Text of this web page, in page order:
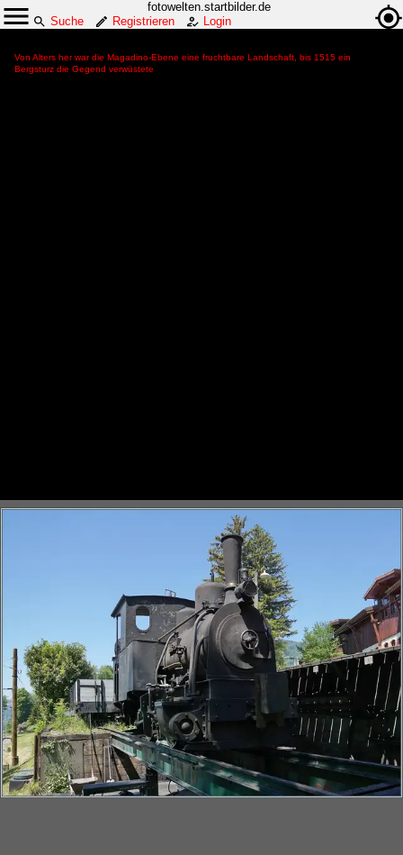
fotowelten.startbilder.de
Suche
Registrieren Login
Von Alters her war die Magadino-Ebene eine fruchtbare Landschaft, bis 1515 ein
Bergsturz die Gegend verwüstete